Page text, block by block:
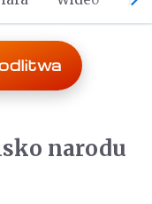
narodu